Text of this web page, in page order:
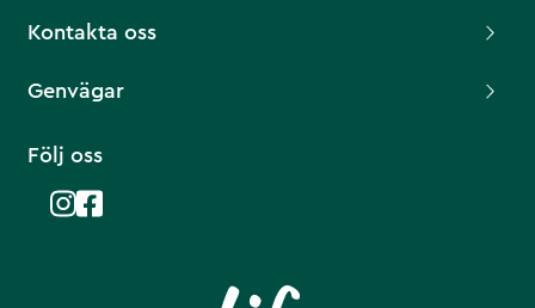
Kontakta oss
Genvägar
Följ oss